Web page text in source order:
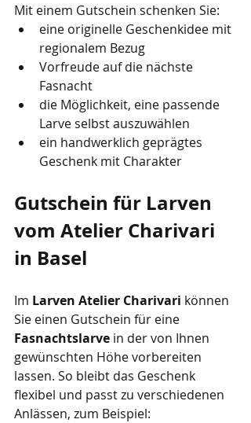
Mit einem Gutschein schenken Sie:
eine originelle Geschenkidee mit
regionalem Bezug
Vorfreude auf die nächste
Fasnacht
die Möglichkeit, eine passende
Larve selbst auszuwählen
ein handwerklich geprägtes
Geschenk mit Charakter
Gutschein für Larven
vom Atelier Charivari
in Basel
Im Larven Atelier Charivari können
Sie einen Gutschein für eine
Fasnachtslarve in der von Ihnen
gewünschten Höhe vorbereiten
lassen. So bleibt das Geschenk
flexibel und passt zu verschiedenen
Anlässen, zum Beispiel: